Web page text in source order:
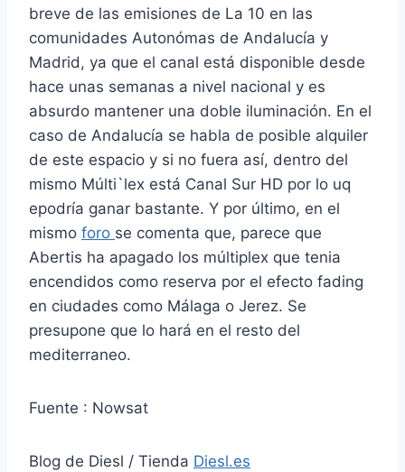
breve de las emisiones de La 10 en las
comunidades Autonómas de Andalucía y
Madrid, ya que el canal está disponible desde
hace unas semanas a nivel nacional y es
absurdo mantener una doble iluminación. En el
caso de Andalucía se habla de posible alquiler
de este espacio y si no fuera así, dentro del
mismo Múlti`lex está Canal Sur HD por lo uq
epodría ganar bastante. Y por último, en el
mismo foro se comenta que, parece que
Abertis ha apagado los múltiplex que tenia
encendidos como reserva por el efecto fading
en ciudades como Málaga o Jerez. Se
presupone que lo hará en el resto del
mediterraneo.
Fuente : Nowsat
Blog de Diesl / Tienda Diesl.es